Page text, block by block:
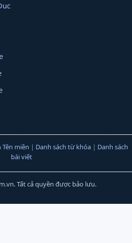
Tên miền | Danh sách từ khóa | Danh sách
bài viết
Tất cả quyền được bảo lưu.